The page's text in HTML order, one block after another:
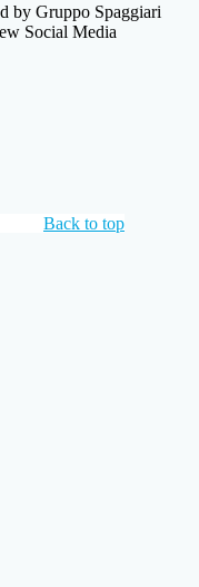
by Gruppo Spaggiari
Social Media
Back to top